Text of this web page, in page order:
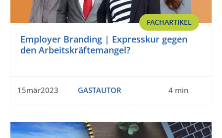
FACHARTIKEL
Employer Branding | Expresskur gegen
den Arbeitskräftemangel?
15mär2023 GASTAUTOR 4 min